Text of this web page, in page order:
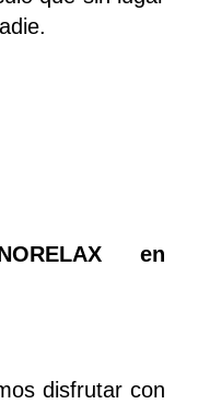
en
disfrutar con